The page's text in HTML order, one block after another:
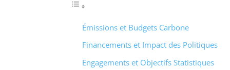
Émissions et Budgets Carbone
Financements et Impact des Politiques
Engagements et Objectifs Statistiques